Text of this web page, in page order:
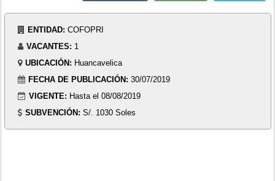
ENTIDAD: COFOPRI
VACANTES: 1
UBICACIÓN: Huancavelica
FECHA DE PUBLICACIÓN: 30/07/2019
VIGENTE: Hasta el 08/08/2019
SUBVENCIÓN: S/. 1030 Soles